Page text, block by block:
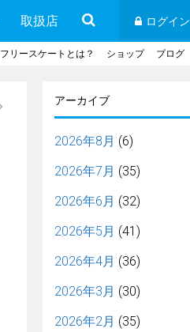
取扱店 ログイン
フリースケートとは？ ショップ ブログ
アーカイブ
2026年8月 (6)
2026年7月 (35)
2026年6月 (32)
2026年5月 (41)
2026年4月 (36)
2026年3月 (30)
2026年2月 (35)